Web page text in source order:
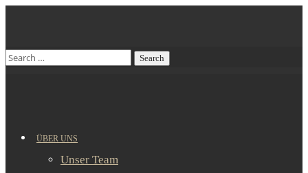
ÜBER UNS
Unser Team